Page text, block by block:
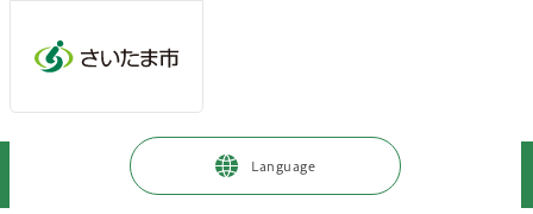
Language
暮らし・手続き > 環境保全 環境教育・学習
みぬま見聞館イベント「秋の自然観察・環境学習会」風景